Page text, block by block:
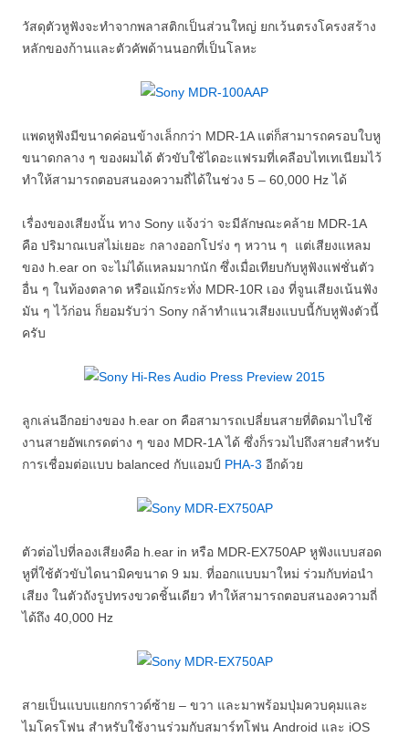
วัสดุตัวหูฟังจะทำจากพลาสติกเป็นส่วนใหญ่ ยกเว้นตรงโครงสร้าง
หลักของก้านและตัวคัพด้านนอกที่เป็นโลหะ
แพดหูฟังมีขนาดค่อนข้างเล็กกว่า MDR-1A แต่ก็สามารถครอบใบหู
ขนาดกลาง ๆ ของผมได้ ตัวขับใช้ไดอะแฟรมที่เคลือบไทเทเนียมไว้
ทำให้สามารถตอบสนองความถี่ได้ในช่วง 5 – 60,000 Hz ได้
เรื่องของเสียงนั้น ทาง Sony แจ้งว่า จะมีลักษณะคล้าย MDR-1A
คือ ปริมาณเบสไม่เยอะ กลางออกโปร่ง ๆ หวาน ๆ แต่เสียงแหลม
ของ h.ear on จะไม่ได้แหลมมากนัก ซึ่งเมื่อเทียบกับหูฟังแฟชั่นตัว
อื่น ๆ ในท้องตลาด หรือแม้กระทั่ง MDR-10R เอง ที่จูนเสียงเน้นฟัง
มัน ๆ ไว้ก่อน ก็ยอมรับว่า Sony กล้าทำแนวเสียงแบบนี้กับหูฟังตัวนี้
ครับ
ลูกเล่นอีกอย่างของ h.ear on คือสามารถเปลี่ยนสายที่ติดมาไปใช้
งานสายอัพเกรดต่าง ๆ ของ MDR-1A ได้ ซึ่งก็รวมไปถึงสายสำหรับ
การเชื่อมต่อแบบ balanced กับแอมป์ PHA-3 อีกด้วย
ตัวต่อไปที่ลองเสียงคือ h.ear in หรือ MDR-EX750AP หูฟังแบบสอด
หูที่ใช้ตัวขับไดนามิคขนาด 9 มม. ที่ออกแบบมาใหม่ ร่วมกับท่อนำ
เสียง ในตัวถังรูปทรงขวดชิ้นเดียว ทำให้สามารถตอบสนองความถี่
ได้ถึง 40,000 Hz
สายเป็นแบบแยกกราวด์ซ้าย – ขวา และมาพร้อมปุ่มควบคุมและ
ไมโครโฟน สำหรับใช้งานร่วมกับสมาร์ทโฟน Android และ iOS